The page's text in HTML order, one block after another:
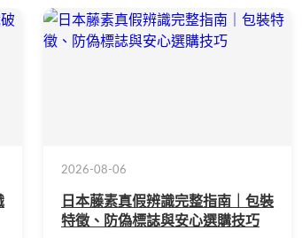
2026-08-06
日本藤素真假辨識完整指南｜包裝
特徵、防偽標誌與安心選購技巧